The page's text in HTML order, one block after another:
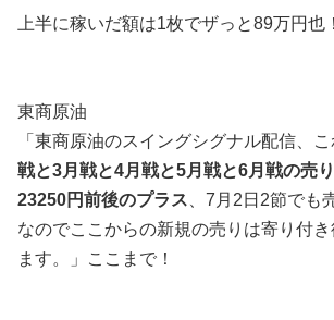
上半に稼いだ額は1枚でザっと89万円也！
東商原油
「東商原油のスイングシグナル配信、
戦と3月戦と4月戦と5月戦と6月戦の売
23250円前後のプラス 、7月2日2節でも
なのでここからの新規の売りは寄り付
ます。」ここまで！